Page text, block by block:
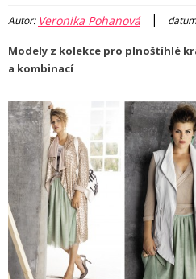
Autor: Veronika Pohanová |
Modely z kolekce pro plnoštíhlé
a kombinací